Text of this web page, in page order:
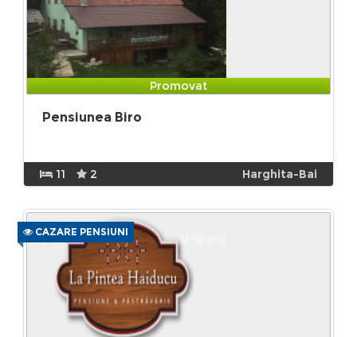
Promovat
Pensiunea Biro
11 2 Harghita-Bai
CAZARE PENSIUNI